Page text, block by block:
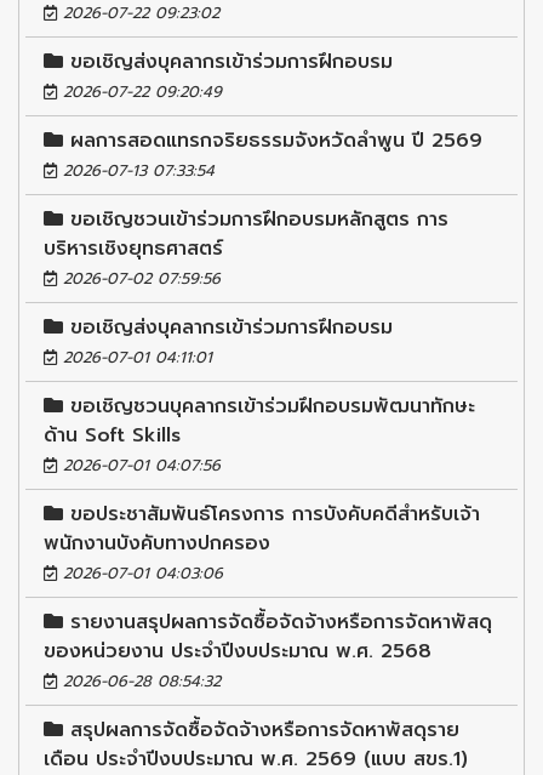
2026-07-22 09:23:02
ขอเชิญส่งบุคลากรเข้าร่วมการฝึกอบรม
2026-07-22 09:20:49
ผลการสอดแทรกจริยธรรมจังหวัดลำพูน ปี 2569
2026-07-13 07:33:54
ขอเชิญชวนเข้าร่วมการฝึกอบรมหลักสูตร การ
บริหารเชิงยุทธศาสตร์
2026-07-02 07:59:56
ขอเชิญส่งบุคลากรเข้าร่วมการฝึกอบรม
2026-07-01 04:11:01
ขอเชิญชวนบุคลากรเข้าร่วมฝึกอบรมพัฒนาทักษะ
ด้าน Soft Skills
2026-07-01 04:07:56
ขอประชาสัมพันธ์โครงการ การบังคับคดีสำหรับเจ้า
พนักงานบังคับทางปกครอง
2026-07-01 04:03:06
รายงานสรุปผลการจัดซื้อจัดจ้างหรือการจัดหาพัสดุ
ของหน่วยงาน ประจำปีงบประมาณ พ.ศ. 2568
2026-06-28 08:54:32
สรุปผลการจัดซื้อจัดจ้างหรือการจัดหาพัสดุราย
เดือน ประจำปีงบประมาณ พ.ศ. 2569 (แบบ สขร.1)